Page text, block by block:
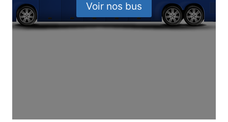
Voir nos bus